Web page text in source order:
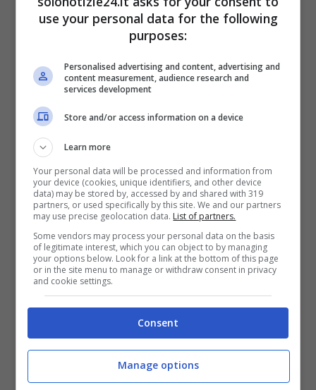
Elon Muskè una personalità che divide e che
non piace molto agli utenti per le scelte
azzardate.Tra profili a pagamento,
giornalisti bloccati, messaggi forti sulla
guerra in Ucraina
generato diverse polemiche.
use your personal data for the following
purposes:
Personalised advertising and content, advertising and
content measurement, audience research and
services development
Store and/or access information on a device
Learn more
Your personal data will be processed and information from
your device (cookies, unique identifiers, and other device
data) may be stored by, accessed by and shared with 319
partners, or used specifically by this site. We and our partners
may use precise geolocation data. List of partners.
Some vendors may process your personal data on the basis
of legitimate interest, which you can object to by managing
your options below. Look for a link at the bottom of this page
or in the site menu to manage or withdraw consent in privacy
and cookie settings.
Consent
Manage options